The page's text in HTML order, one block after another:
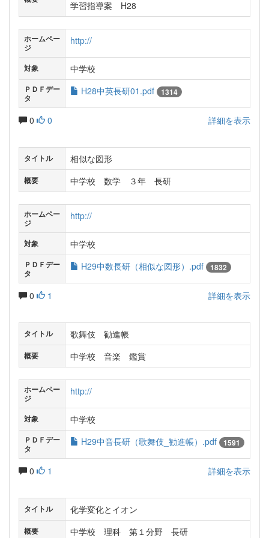
学習指導案 H28
ホームペー
ジ
http://
対象 中学校
ＰＤＦデー
タ
H28中英長研01.pdf 1314
0 0 詳細を表示
タイトル 相似な図形
概要 中学校 数学 ３年 長研
ホームペー
ジ
http://
対象 中学校
ＰＤＦデー
タ
H29中数長研（相似な図形）.pdf 1832
0 1 詳細を表示
タイトル 歌舞伎 勧進帳
概要 中学校 音楽 鑑賞
ホームペー
ジ
http://
対象 中学校
ＰＤＦデー
タ
H29中音長研（歌舞伎_勧進帳）.pdf 1591
0 1 詳細を表示
タイトル 化学変化とイオン
概要 中学校 理科 第１分野 長研